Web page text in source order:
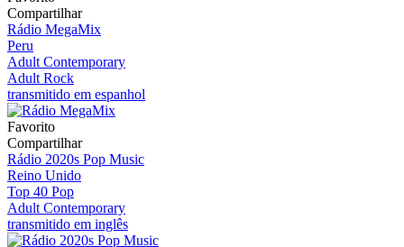
Compartilhar
Rádio MegaMix
Peru
Adult Contemporary
Adult Rock
transmitido em espanhol
Favorito
Compartilhar
Rádio 2020s Pop Music
Reino Unido
Top 40 Pop
Adult Contemporary
transmitido em inglês